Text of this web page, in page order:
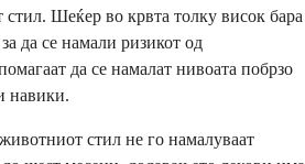
Шеќер во крвта толку висок бара
да се намали ризикот од
да се намалат нивоата побрзо
навики.
стил не го намалуваат